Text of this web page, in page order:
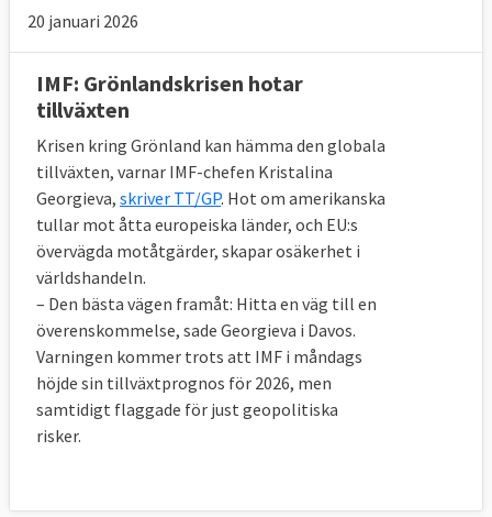
20 januari 2026
IMF: Grönlandskrisen hotar
tillväxten
Krisen kring Grönland kan hämma den globala
tillväxten, varnar IMF-chefen Kristalina
Georgieva, skriver TT/GP. Hot om amerikanska
tullar mot åtta europeiska länder, och EU:s
övervägda motåtgärder, skapar osäkerhet i
världshandeln.
– Den bästa vägen framåt: Hitta en väg till en
överenskommelse, sade Georgieva i Davos.
Varningen kommer trots att IMF i måndags
höjde sin tillväxtprognos för 2026, men
samtidigt flaggade för just geopolitiska
risker.